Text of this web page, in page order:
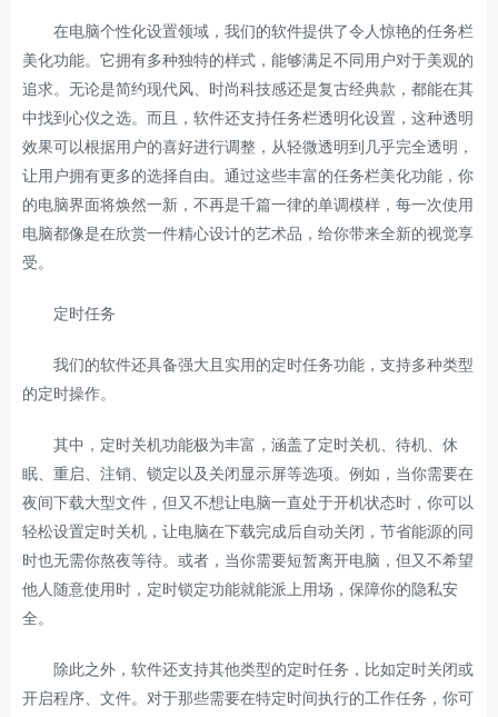
在电脑个性化设置领域，我们的软件提供了令人惊艳的任务栏
美化功能。它拥有多种独特的样式，能够满足不同用户对于美观的
追求。无论是简约现代风、时尚科技感还是复古经典款，都能在其
中找到心仪之选。而且，软件还支持任务栏透明化设置，这种透明
效果可以根据用户的喜好进行调整，从轻微透明到几乎完全透明，
让用户拥有更多的选择自由。通过这些丰富的任务栏美化功能，你
的电脑界面将焕然一新，不再是千篇一律的单调模样，每一次使用
电脑都像是在欣赏一件精心设计的艺术品，给你带来全新的视觉享
受。
定时任务
我们的软件还具备强大且实用的定时任务功能，支持多种类型
的定时操作。
其中，定时关机功能极为丰富，涵盖了定时关机、待机、休
眠、重启、注销、锁定以及关闭显示屏等选项。例如，当你需要在
夜间下载大型文件，但又不想让电脑一直处于开机状态时，你可以
轻松设置定时关机，让电脑在下载完成后自动关闭，节省能源的同
时也无需你熬夜等待。或者，当你需要短暂离开电脑，但又不希望
他人随意使用时，定时锁定功能就能派上用场，保障你的隐私安
全。
除此之外，软件还支持其他类型的定时任务，比如定时关闭或
开启程序、文件。对于那些需要在特定时间执行的工作任务，你可